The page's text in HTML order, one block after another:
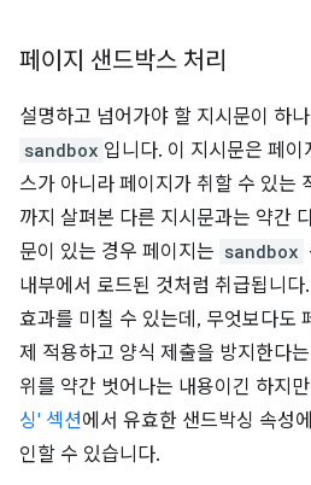
페이지 샌드박스 처리
설명하고 넘어가야 할 지시문이 하
sandbox 입니다. 이 지시문은 페
스가 아니라 페이지가 취할 수 있는
까지 살펴본 다른 지시문과는 약간
문이 있는 경우 페이지는 sandbox
내부에서 로드된 것처럼 취급됩니
효과를 미칠 수 있는데, 무엇보다도
제 적용하고 양식 제출을 방지한다
위를 약간 벗어나는 내용이긴 하지
싱' 섹션에서 유효한 샌드박싱 속성
인할 수 있습니다.